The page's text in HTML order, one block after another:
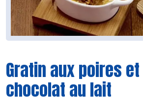
Gratin aux poires
chocolat au lait